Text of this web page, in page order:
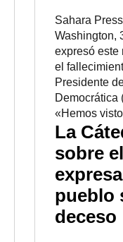
Sahara
Washington,
expresó este
el
Presidente
Democrática
«Hemos
La
sobre
pueblo
deceso